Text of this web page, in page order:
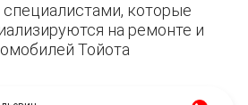
которые
на ремонте и
Тойота